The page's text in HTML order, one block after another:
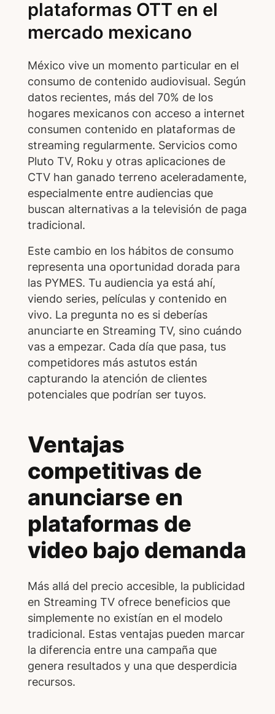
plataformas OTT en el
mercado mexicano
México vive un momento particular en el
consumo de contenido audiovisual. Según
datos recientes, más del 70% de los
hogares mexicanos con acceso a internet
consumen contenido en plataformas de
streaming regularmente. Servicios como
Pluto TV, Roku y otras aplicaciones de
CTV han ganado terreno aceleradamente,
especialmente entre audiencias que
buscan alternativas a la televisión de paga
tradicional.
Este cambio en los hábitos de consumo
representa una oportunidad dorada para
las PYMES. Tu audiencia ya está ahí,
viendo series, películas y contenido en
vivo. La pregunta no es si deberías
anunciarte en Streaming TV, sino cuándo
vas a empezar. Cada día que pasa, tus
competidores más astutos están
capturando la atención de clientes
potenciales que podrían ser tuyos.
Ventajas
competitivas de
anunciarse en
plataformas de
video bajo demanda
Más allá del precio accesible, la publicidad
en Streaming TV ofrece beneficios que
simplemente no existían en el modelo
tradicional. Estas ventajas pueden marcar
la diferencia entre una campaña que
genera resultados y una que desperdicia
recursos.